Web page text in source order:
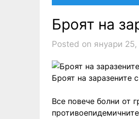
Броят на
Posted on януари
Броят на заразените
Все повече болни от